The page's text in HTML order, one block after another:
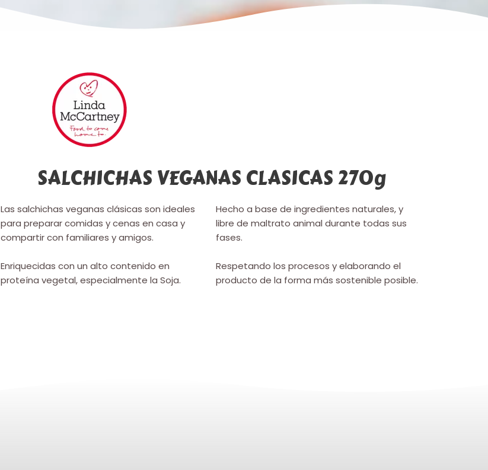
SALCHICHAS VEGANAS CLASICAS 270g
Las salchichas veganas clásicas son ideales
para preparar comidas y cenas en casa y
compartir con familiares y amigos.
Enriquecidas con un alto contenido en
proteína vegetal, especialmente la Soja.
Hecho a base de ingredientes naturales, y
libre de maltrato animal durante todas sus
fases.
Respetando los procesos y elaborando el
producto de la forma más sostenible posible.